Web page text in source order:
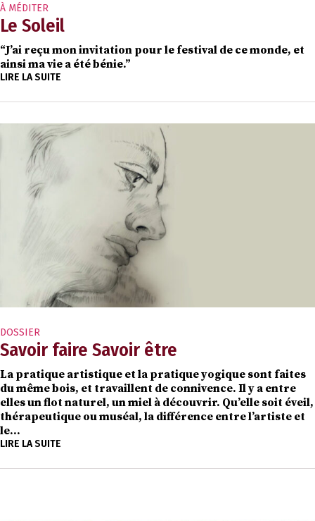
À MÉDITER
Le Soleil
“J’ai reçu mon invitation pour le festival de ce monde, et
ainsi ma vie a été bénie.”
LIRE LA SUITE
DOSSIER
Savoir faire Savoir être
La pratique artistique et la pratique yogique sont faites
du même bois, et travaillent de connivence. Il y a entre
elles un flot naturel, un miel à découvrir. Qu’elle soit éveil,
thérapeutique ou muséal, la différence entre l’artiste et
le…
LIRE LA SUITE